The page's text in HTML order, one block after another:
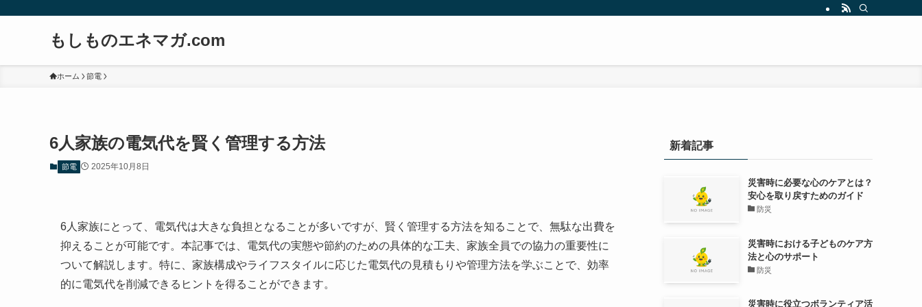
もしものエネマガ.com
ホーム 節電
6人家族の電気代を賢く管理する方法
節電 2025年10月8日
6人家族にとって、電気代は大きな負担となることが多いですが、賢く管理する方法を知ることで、無駄な出費を
抑えることが可能です。本記事では、電気代の実態や節約のための具体的な工夫、家族全員での協力の重要性に
ついて解説します。特に、家族構成やライフスタイルに応じた電気代の見積もりや管理方法を学ぶことで、効率
的に電気代を削減できるヒントを得ることができます。
新着記事
災害時に必要な心のケアとは？
安心を取り戻すためのガイド
防災
災害時における子どものケア方
法と心のサポート
防災
災害時に役立つボランティア活